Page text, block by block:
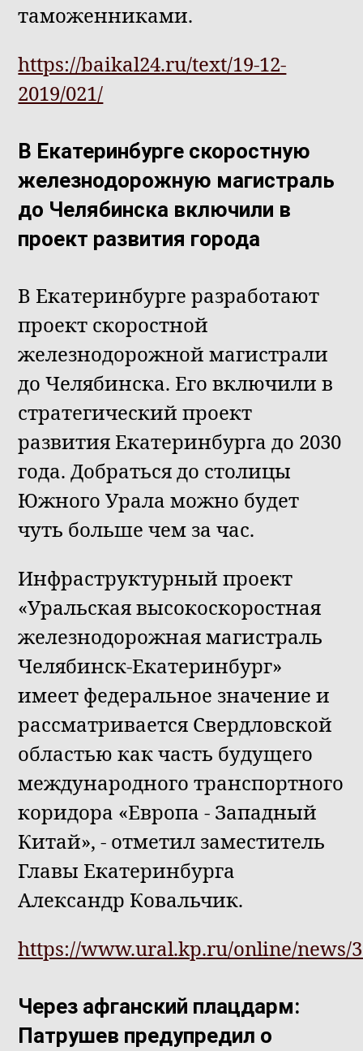
таможенниками.
https://baikal24.ru/text/19-12-
2019/021/
В Екатеринбурге скоростную
железнодорожную магистраль
до Челябинска включили в
проект развития города
В Екатеринбурге разработают
проект скоростной
железнодорожной магистрали
до Челябинска. Его включили в
стратегический проект
развития Екатеринбурга до 2030
года. Добраться до столицы
Южного Урала можно будет
чуть больше чем за час.
Инфраструктурный проект
«Уральская высокоскоростная
железнодорожная магистраль
Челябинск-Екатеринбург»
имеет федеральное значение и
рассматривается Свердловской
областью как часть будущего
международного транспортного
коридора «Европа - Западный
Китай», - отметил заместитель
Главы Екатеринбурга
Александр Ковальчик.
https://www.ural.kp.ru/online/news/
Через афганский плацдарм:
Патрушев предупредил о